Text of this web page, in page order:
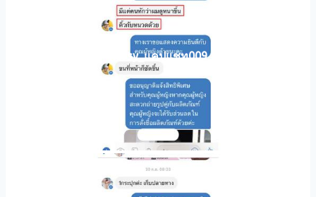
horsy_แคปแชท009